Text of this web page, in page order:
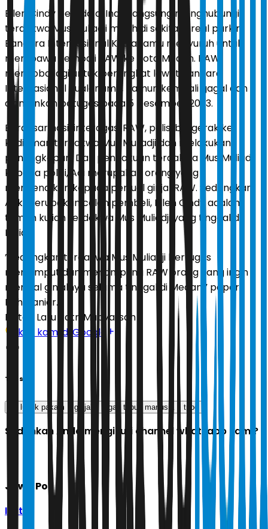
Ellen Cindy berada di India langsung menghubungi
terdakwa Mus Muliadji masih di sekitar areal parkir
Bandara Internasional Kualanamu menyuruh untuk
membawa kembali RAW ke Kota Medan. RAW
mencoba lagi untuk berangkat lewat Bandara
Internasional Kualanamu, namun kembali gagal dan
diamankan petugas pada 5 Desember 2023.
Berdasar hasil interogasi RAW, polisi bergerak ke
kediaman terdakwa Mus Muliadji dan melakukan
penangkapan. Dari pengakuan terdakwa Mus Muliadji
kepada polisi, Adi merupakan orang yang
mengenalkan kepada penjual ginjal RAW. Sedangkan
Atik merupakan calon pembeli, Ellen Cindy adalah
teman kuliah terdakwa Mus Muliadji yang tinggal di
India.
”Sedangkan terdakwa Mus Muliadji bertugas
menjemput dan menampung RAW orang yang ingin
menjual ginjalnya selama tinggal di Medan,” papar
Rahmaniar.
Editor: Latu Ratri Mubyarsah
Ikuti kami di Google
Tags
pn lubuk pakam ginjal organ tubuh manusia tppo
Sudahkah Anda mengikuti channel whatsapp kami?
Jawa Pos
Ikuti